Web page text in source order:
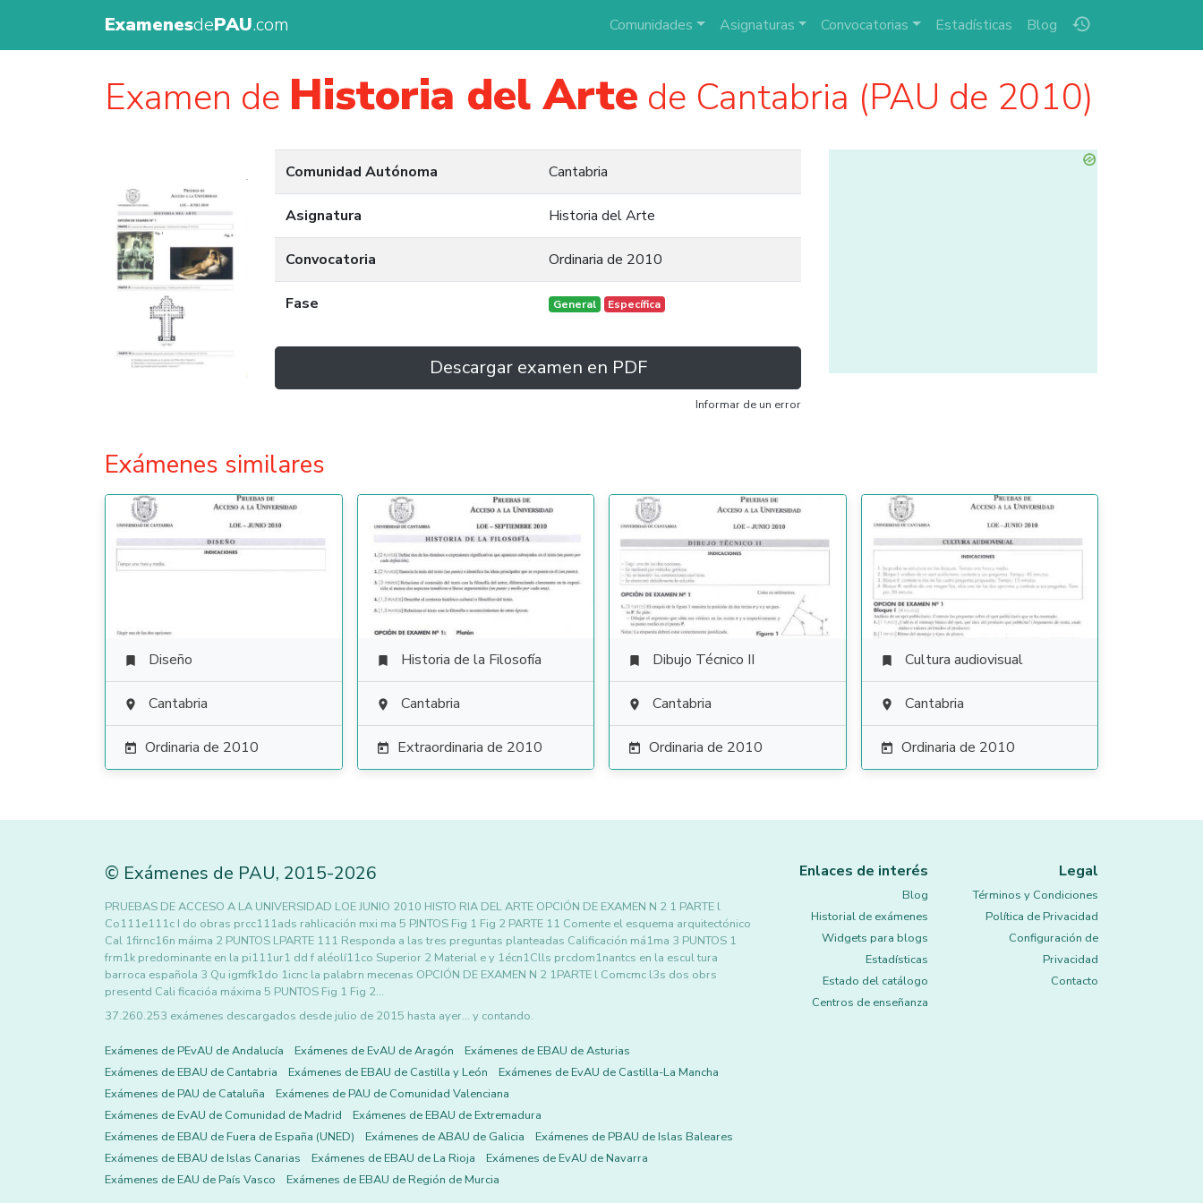
ExamenesdePAU.com history
Comunidades Asignaturas Convocatorias Estadísticas Blog
Examen de Historia del Arte de Cantabria (PAU de 2010)
Comunidad Autónoma Cantabria
Asignatura Historia del Arte
Convocatoria Ordinaria de 2010
Fase General Específica
Descargar examen en PDF
Informar de un error
Exámenes similares
 Diseño
 Cantabria
 Ordinaria de 2010
 Historia de la Filosofía
 Cantabria
 Extraordinaria de 2010
 Dibujo Técnico II
 Cantabria
 Ordinaria de 2010
 Cultura audiovisual
 Cantabria
 Ordinaria de 2010
© Exámenes de PAU, 2015-2026
PRUEBAS DE ACCESO A LA UNIVERSIDAD LOE JUNIO 2010 HISTO RIA DEL ARTE OPCIÓN DE EXAMEN N 2 1 PARTE l
Co111e111c I do obras prcc111ads rahlicación mxi ma 5 PJNTOS Fig 1 Fig 2 PARTE 11 Comente el esquema arquitectónico
Cal 1firnc16n máima 2 PUNTOS LPARTE 111 Responda a las tres preguntas planteadas Calificación má1ma 3 PUNTOS 1
frm1k predominante en la pi111ur1 dd f aléolí11co Superior 2 Material e y 1écn1Clls prcdom1nantcs en la escul tura
barroca española 3 Qu igmfk1do 1icnc la palabrn mecenas OPCIÓN DE EXAMEN N 2 1PARTE l Comcmc l3s dos obrs
presentd Cali ficacióa máxima 5 PUNTOS Fig 1 Fig 2…
37.260.253 exámenes descargados desde julio de 2015 hasta ayer... y contando.
Exámenes de PEvAU de Andalucía Exámenes de EvAU de Aragón
Exámenes de EBAU de Asturias
Exámenes de EBAU de Cantabria
Exámenes de EBAU de Castilla y León
Exámenes de EvAU de Castilla-La Mancha
Exámenes de PAU de Cataluña
Exámenes de PAU de Comunidad Valenciana
Exámenes de EvAU de Comunidad de Madrid
Exámenes de EBAU de Extremadura
Exámenes de EBAU de Fuera de España (UNED)
Exámenes de ABAU de Galicia
Exámenes de PBAU de Islas Baleares
Exámenes de EBAU de Islas Canarias
Exámenes de EBAU de La Rioja
Exámenes de EvAU de Navarra
Exámenes de EAU de País Vasco
Exámenes de EBAU de Región de Murcia
Enlaces de interés
Blog
Historial de exámenes
Widgets para blogs
Estadísticas
Estado del catálogo
Centros de enseñanza
Legal
Términos y Condiciones
Política de Privacidad
Configuración de
Privacidad
Contacto